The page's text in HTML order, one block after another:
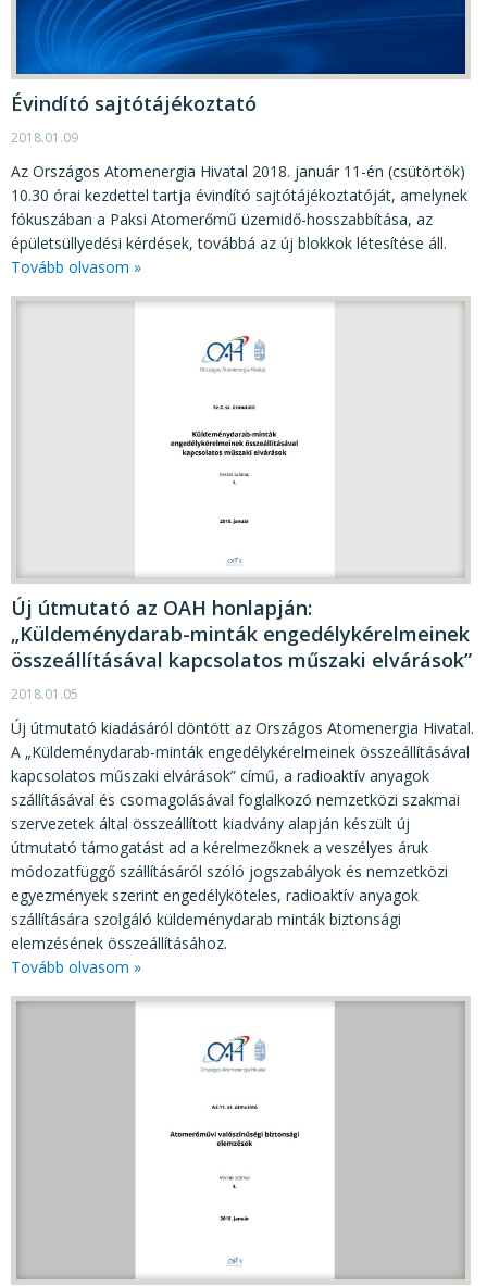
JOGI SZABÁLYOZÁS, ÚTMUTATÓK
NYOMTATVÁNYOK, SZOFTVEREK
E-ÜGYINTÉZÉS
Évindító sajtótájékoztató
2018.01.09
Az Országos Atomenergia Hivatal 2018. január 11-én (csütörtök)
10.30 órai kezdettel tartja évindító sajtótájékoztatóját, amelynek
fókuszában a Paksi Atomerőmű üzemidő-hosszabbítása, az
épületsüllyedési kérdések, továbbá az új blokkok létesítése áll.
Tovább olvasom »
Új útmutató az OAH honlapján:
„Küldeménydarab-minták engedélykérelmeinek
összeállításával kapcsolatos műszaki elvárások”
2018.01.05
Új útmutató kiadásáról döntött az Országos Atomenergia Hivatal.
A „Küldeménydarab-minták engedélykérelmeinek összeállításával
kapcsolatos műszaki elvárások” című, a radioaktív anyagok
szállításával és csomagolásával foglalkozó nemzetközi szakmai
szervezetek által összeállított kiadvány alapján készült új
útmutató támogatást ad a kérelmezőknek a veszélyes áruk
módozatfüggő szállításáról szóló jogszabályok és nemzetközi
egyezmények szerint engedélyköteles, radioaktív anyagok
szállítására szolgáló küldeménydarab minták biztonsági
elemzésének összeállításához.
Tovább olvasom »